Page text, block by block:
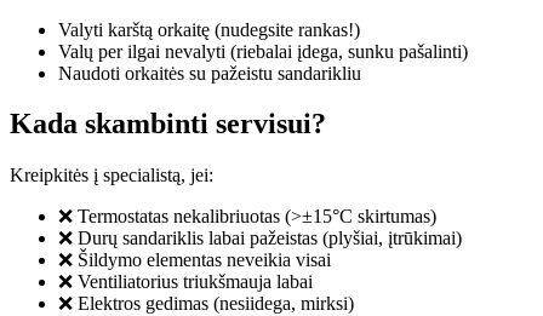
Valyti karštą orkaitę (nudegsite rankas!)
Valų per ilgai nevalyti (riebalai įdega, sunku pašalinti)
Naudoti orkaitės su pažeistu sandarikliu
Kada skambinti servisui?
Kreipkitės į specialistą, jei:
❌ Termostatas nekalibriuotas (>±15°C skirtumas)
❌ Durų sandariklis labai pažeistas (plyšiai, įtrūkimai)
❌ Šildymo elementas neveikia visai
❌ Ventiliatorius triukšmauja labai
❌ Elektros gedimas (nesiidega, mirksi)